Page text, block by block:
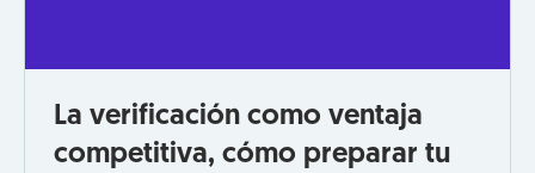
La verificación como ventaja
competitiva, cómo preparar tu